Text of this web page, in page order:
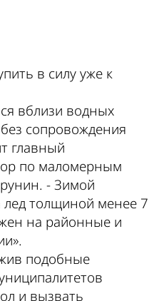
в силу уже к
вблизи водных
сопровождения
главный
по маломерным
- Зимой
толщиной менее 7
на районные и
подобные
и вызвать